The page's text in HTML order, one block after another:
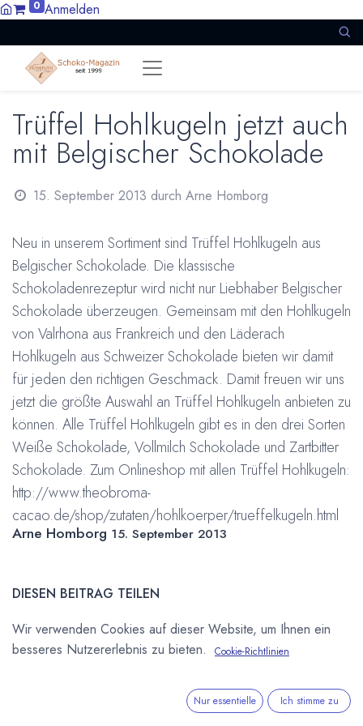
0 Anmelden
Trüffel Hohlkugeln jetzt auch
mit Belgischer Schokolade
15. September 2013 durch Arne Homborg
Neu in unserem Sortiment sind Trüffel Hohlkugeln aus
Belgischer Schokolade. Die klassische
Schokoladenrezeptur wird nicht nur Liebhaber Belgischer
Schokolade überzeugen. Gemeinsam mit den Hohlkugeln
von Valrhona aus Frankreich und den Läderach
Hohlkugeln aus Schweizer Schokolade bieten wir damit
für jeden den richtigen Geschmack. Damit freuen wir uns
jetzt die größte Auswahl an Trüffel Hohlkugeln anbieten zu
können. Alle Trüffel Hohlkugeln gibt es in den drei Sorten
Weiße Schokolade, Vollmilch Schokolade und Zartbitter
Schokolade. Zum Onlineshop mit allen Trüffel Hohlkugeln:
http://www.theobroma-
cacao.de/shop/zutaten/hohlkoerper/trueffelkugeln.html
Arne Homborg 15. September 2013
DIESEN BEITRAG TEILEN
Wir verwenden Cookies auf dieser Website, um Ihnen ein
besseres Nutzererlebnis zu bieten.
Cookie-Richtlinien
Nur essentielle Ich stimme zu